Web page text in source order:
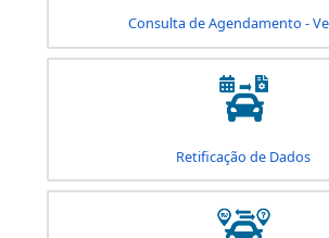
Cancelamento de